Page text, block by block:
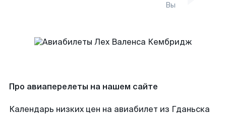
Вы
Про авиаперелеты на нашем сайте
Календарь низких цен на авиабилет из Гданьска